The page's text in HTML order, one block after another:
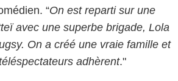
“On est reparti sur une
avec une superbe brigade, Lola
On a créé une vraie famille et
adhèrent."